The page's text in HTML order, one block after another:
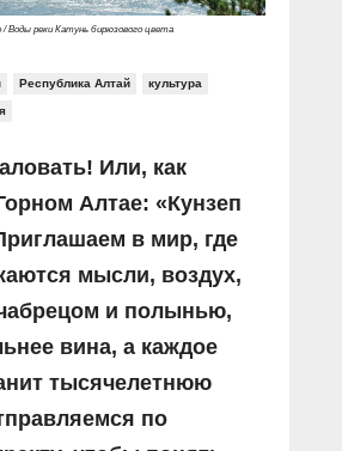
/ Воды реки Катунь бирюзового цвета
Республика Алтай культура
Или, как
Алтае: «Кунзеп
в мир, где
мысли, воздух,
и полынью,
вина, а каждое
тысячелетнюю
по